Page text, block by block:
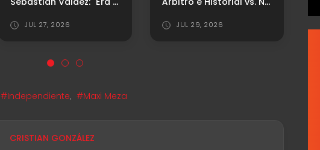
JUL 27, 2026 JUL 29, 2026
#Independiente, #Maxi Meza
CRISTIAN GONZÁLEZ